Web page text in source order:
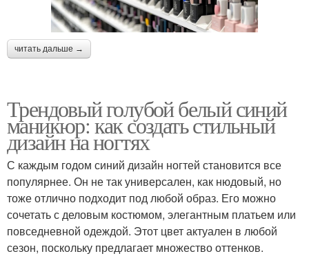
читать дальше →
Трендовый голубой белый синий
маникюр: как создать стильный
дизайн на ногтях
С каждым годом синий дизайн ногтей становится все
популярнее. Он не так универсален, как нюдовый, но
тоже отлично подходит под любой образ. Его можно
сочетать с деловым костюмом, элегантным платьем или
повседневной одеждой. Этот цвет актуален в любой
сезон, поскольку предлагает множество оттенков.